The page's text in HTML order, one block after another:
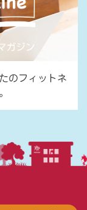
のフィットネ